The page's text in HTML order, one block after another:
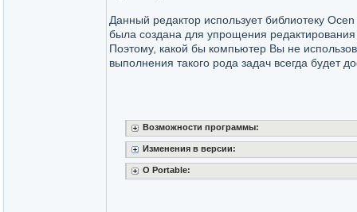
Данный редактор использует библиотеку
была создана для упрощения
Поэтому, какой бы компьютер Вы не
выполнения такого рода задач всегда будет
Возможности программы:
Изменения в версии:
O Portable: